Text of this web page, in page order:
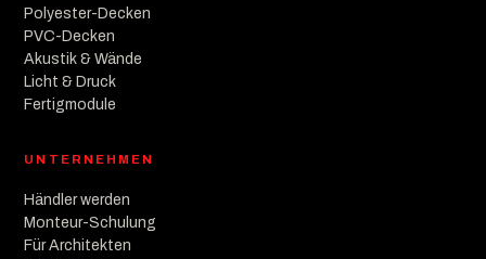
Polyester-Decken
PVC-Decken
Akustik & Wände
Licht & Druck
Fertigmodule
UNTERNEHMEN
Händler werden
Monteur-Schulung
Für Architekten